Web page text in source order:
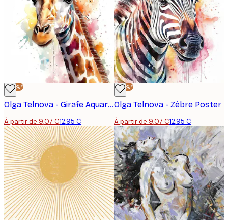
-30%*
Olga Telnova - Girafe Aquarelle Poster
À partir de 9,07 €12,95 €
-30%*
Olga Telnova - Zèbre Poster
À partir de 9,07 €12,95 €